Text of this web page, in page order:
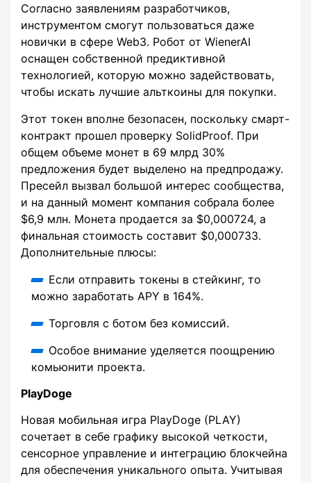
Согласно заявлениям разработчиков,
инструментом смогут пользоваться даже
новички в сфере Web3. Робот от WienerAI
оснащен собственной предиктивной
технологией, которую можно задействовать,
чтобы искать лучшие альткоины для покупки.
Этот токен вполне безопасен, поскольку смарт-
контракт прошел проверку SolidProof. При
общем объеме монет в 69 млрд 30%
предложения будет выделено на предпродажу.
Пресейл вызвал большой интерес сообщества,
и на данный момент компания собрала более
$6,9 млн. Монета продается за $0,000724, а
финальная стоимость составит $0,000733.
Дополнительные плюсы:
Если отправить токены в стейкинг, то
можно заработать APY в 164%.
Торговля с ботом без комиссий.
Особое внимание уделяется поощрению
комьюнити проекта.
PlayDoge
Новая мобильная игра PlayDoge (PLAY)
сочетает в себе графику высокой четкости,
сенсорное управление и интеграцию блокчейна
для обеспечения уникального опыта. Учитывая